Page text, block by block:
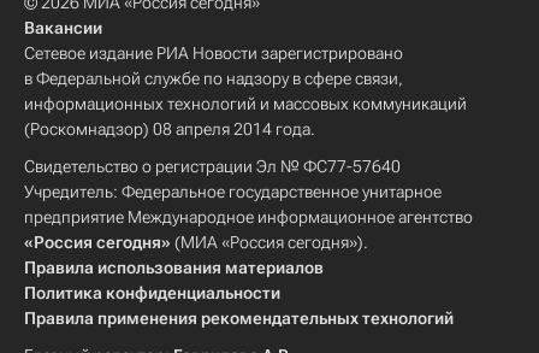
Вакансии
Сетевое издание РИА Новости зарегистрировано
в Федеральной службе по надзору в сфере связи,
информационных технологий и массовых коммуникаций
(Роскомнадзор) 08 апреля 2014 года.
Свидетельство о регистрации Эл № ФС77-57640
Учредитель: Федеральное государственное унитарное
предприятие Международное информационное агентство
«Россия сегодня» (МИА «Россия сегодня»).
Правила использования материалов
Политика конфиденциальности
Правила применения рекомендательных технологий